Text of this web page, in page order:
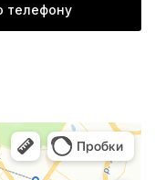
телефону